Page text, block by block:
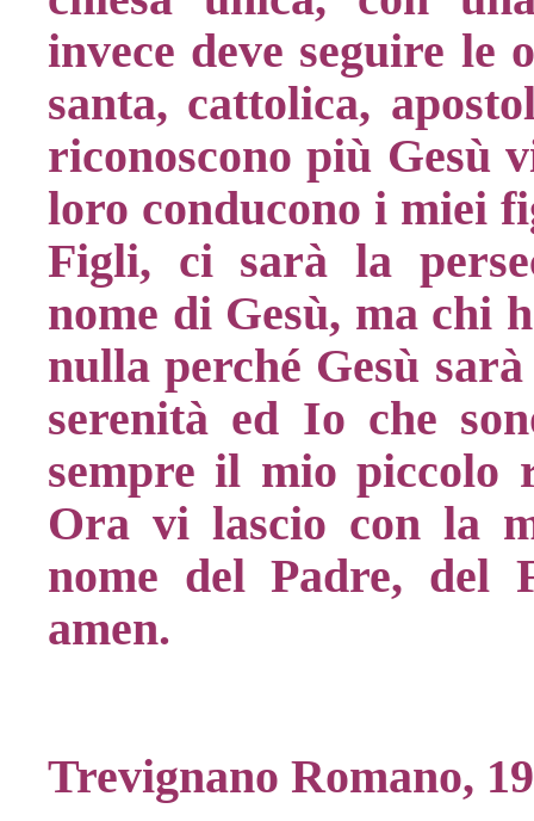
invece deve seguire le
santa, cattolica,
riconoscono più Gesù
loro conducono i miei
Figli, ci sarà la
nome di Gesù, ma chi
nulla perché Gesù
serenità ed Io che
sempre il mio piccolo
Ora vi lascio con la
nome del Padre, del
amen.
Trevignano Romano,